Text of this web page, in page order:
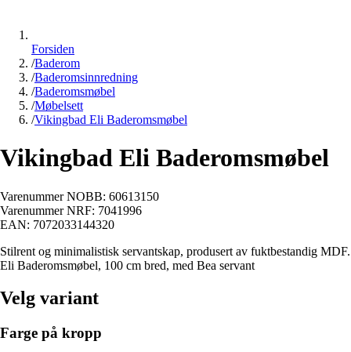
Forsiden
/Baderom
/Baderomsinnredning
/Baderomsmøbel
/Møbelsett
/Vikingbad Eli Baderomsmøbel
Vikingbad Eli Baderomsmøbel
Varenummer NOBB: 60613150
Varenummer NRF: 7041996
EAN: 7072033144320
Stilrent og minimalistisk servantskap, produsert av fuktbestandig MDF.
Eli Baderomsmøbel, 100 cm bred, med Bea servant
Velg variant
Farge på kropp